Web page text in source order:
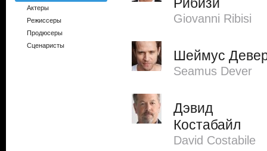
Актеры
Режиссеры
Продюсеры
Сценаристы
Giovanni Ribisi
Шеймус
Seamus Dever
Дэвид
Костабайл
David Costabile